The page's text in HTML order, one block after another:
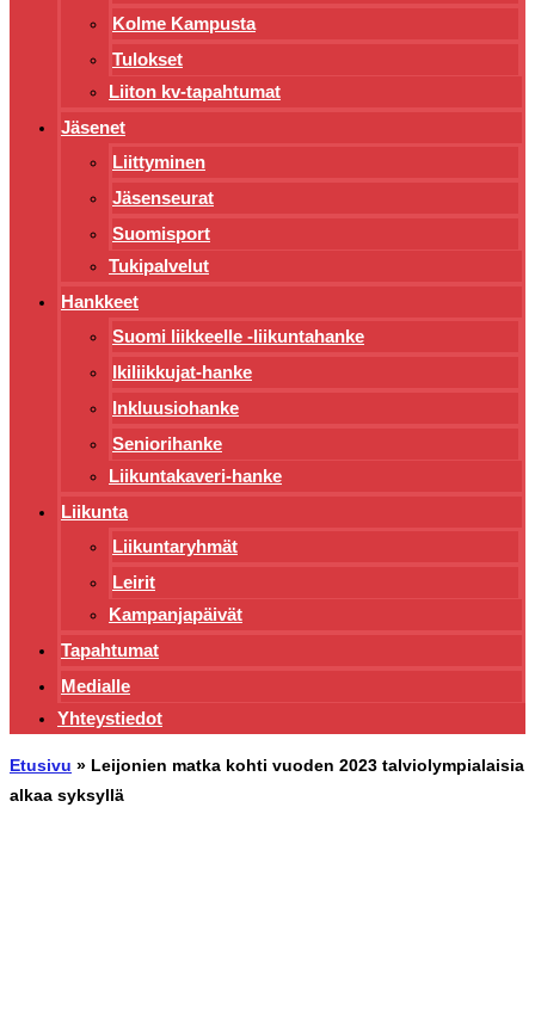
Kolme Kampusta
Tulokset
Liiton kv-tapahtumat
Jäsenet
Liittyminen
Jäsenseurat
Suomisport
Tukipalvelut
Hankkeet
Suomi liikkeelle -liikuntahanke
Ikiliikkujat-hanke
Inkluusiohanke
Seniorihanke
Liikuntakaveri-hanke
Liikunta
Liikuntaryhmät
Leirit
Kampanjapäivät
Tapahtumat
Medialle
Yhteystiedot
Etusivu » Leijonien matka kohti vuoden 2023 talviolympialaisia
alkaa syksyllä